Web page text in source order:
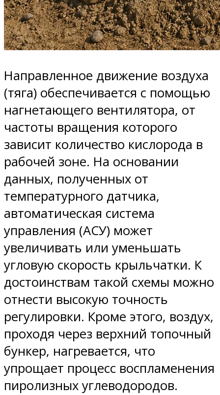
Направленное движение воздуха
(тяга) обеспечивается с помощью
нагнетающего вентилятора, от
частоты вращения которого
зависит количество кислорода в
рабочей зоне. На основании
данных, полученных от
температурного датчика,
автоматическая система
управления (АСУ) может
увеличивать или уменьшать
угловую скорость крыльчатки. К
достоинствам такой схемы можно
отнести высокую точность
регулировки. Кроме этого, воздух,
проходя через верхний топочный
бункер, нагревается, что
упрощает процесс воспламенения
пиролизных углеводородов.